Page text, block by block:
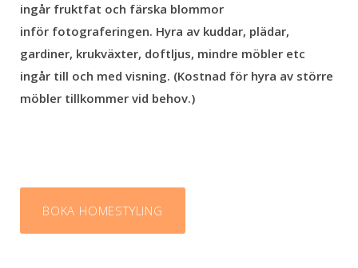
ingår fruktfat och färska blommor
inför fotograferingen. Hyra av kuddar, plädar,
gardiner, krukväxter, doftljus, mindre möbler etc
ingår till och med visning. (Kostnad för hyra av större
möbler tillkommer vid behov.)
BOKA HOMESTYLING